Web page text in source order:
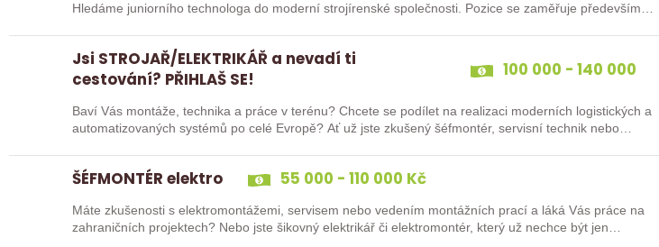
Hledáme juniorního technologa do moderní strojírenské společnosti. Pozice se zaměřuje především
Jsi STROJAŘ/ELEKTRIKÁŘ a nevadí ti
cestování? PŘIHLAŠ SE!
100 000 - 140 000
Baví Vás montáže, technika a práce v terénu? Chcete se podílet na realizaci moderních logistických a
automatizovaných systémů po celé Evropě? Ať už jste zkušený šéfmontér, servisní technik nebo…
ŠÉFMONTÉR elektro 55 000 - 110 000 Kč
Máte zkušenosti s elektromontážemi, servisem nebo vedením montážních prací a láká Vás práce na
zahraničních projektech? Nebo jste šikovný elektrikář či elektromontér, který už nechce být jen